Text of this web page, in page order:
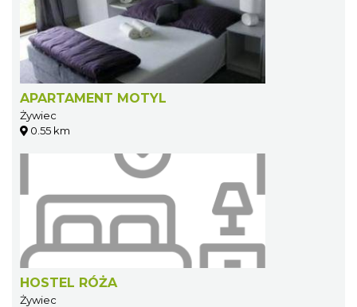
APARTAMENT MOTYL
Żywiec
0.55 km
HOSTEL RÓŻA
Żywiec